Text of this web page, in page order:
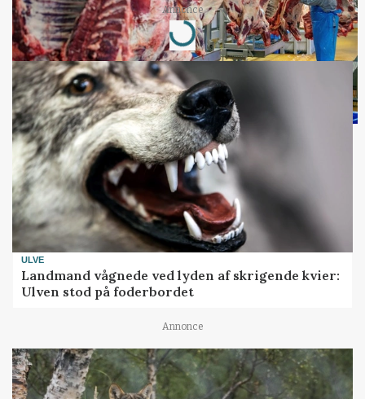
Annonce
Loading...
ULVE
Landmand vågnede ved lyden af skrigende kvier:
Ulven stod på foderbordet
Annonce